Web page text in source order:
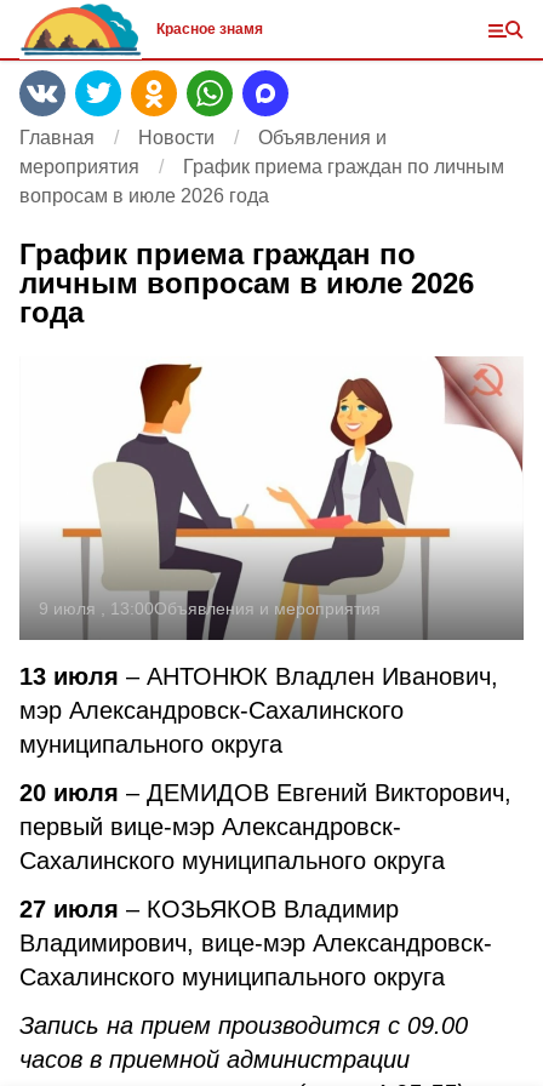
Красное знамя
Главная Новости
Объявления и
мероприятия
График приема граждан по личным
вопросам в июле 2026 года
График приема граждан по
личным вопросам в июле 2026
года
9 июля , 13:00Объявления и мероприятия
13 июля – АНТОНЮК Владлен Иванович,
мэр Александровск-Сахалинского
муниципального округа
20 июля – ДЕМИДОВ Евгений Викторович,
первый вице-мэр Александровск-
Сахалинского муниципального округа
27 июля – КОЗЬЯКОВ Владимир
Владимирович, вице-мэр Александровск-
Сахалинского муниципального округа
Запись на прием производится с 09.00
часов в приемной администрации